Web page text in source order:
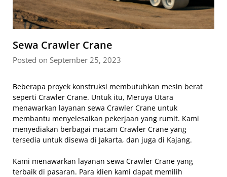
Sewa Crawler Crane
Posted on September 25, 2023
Beberapa proyek konstruksi membutuhkan mesin berat
seperti Crawler Crane. Untuk itu, Meruya Utara
menawarkan layanan sewa Crawler Crane untuk
membantu menyelesaikan pekerjaan yang rumit. Kami
menyediakan berbagai macam Crawler Crane yang
tersedia untuk disewa di Jakarta, dan juga di Kajang.
Kami menawarkan layanan sewa Crawler Crane yang
terbaik di pasaran. Para klien kami dapat memilih